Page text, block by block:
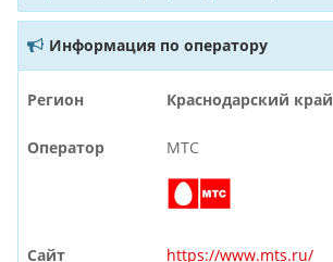
Информация по оператору
Регион Краснодарский край
Оператор МТС
Сайт https://www.mts.ru/